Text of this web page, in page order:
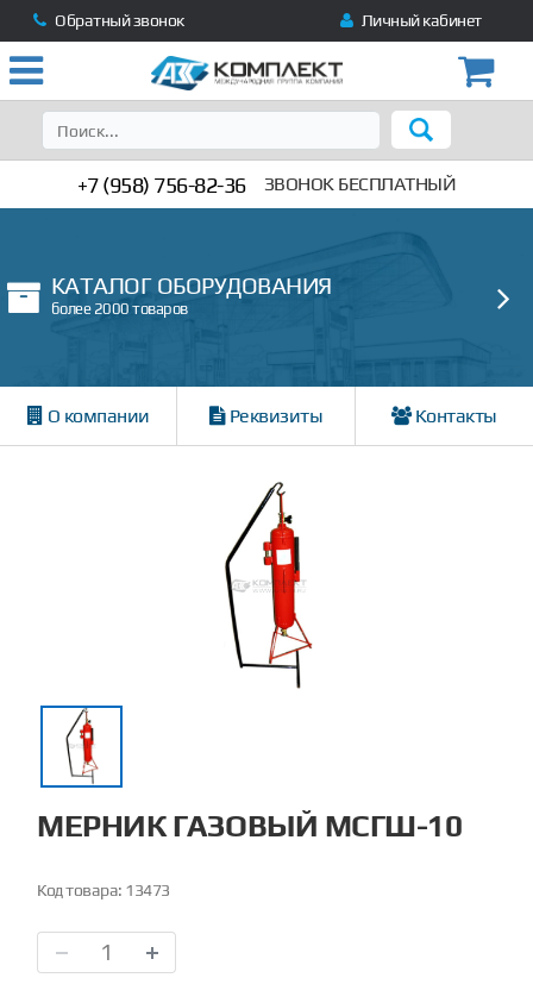
Обратный звонок Личный кабинет
+7 (958) 756-82-36 ЗВОНОК БЕСПЛАТНЫЙ
КАТАЛОГ ОБОРУДОВАНИЯ
более 2000 товаров
О компании Реквизиты Контакты
МЕРНИК ГАЗОВЫЙ МСГШ-10
Код товара: 13473